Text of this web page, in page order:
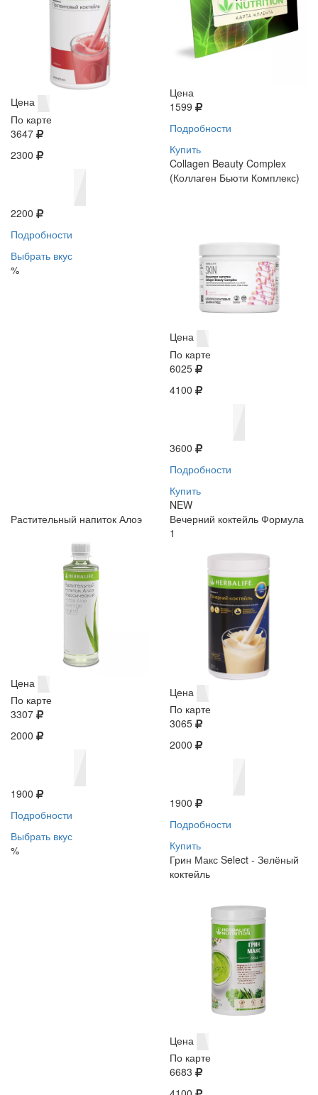
Цена
По карте
3647
2300
2200
Подробности
Выбрать вкус
%
Цена
1599
Подробности
Купить
Collagen Beauty Complex
(Коллаген Бьюти Комплекс)
Цена
По карте
6025
4100
3600
Подробности
Купить
NEW
Растительный напиток Алоэ
Цена
По карте
3307
2000
1900
Подробности
Выбрать вкус
%
Вечерний коктейль Формула
1
Цена
По карте
3065
2000
1900
Подробности
Купить
Грин Макс Select - Зелёный
коктейль
Цена
По карте
6683